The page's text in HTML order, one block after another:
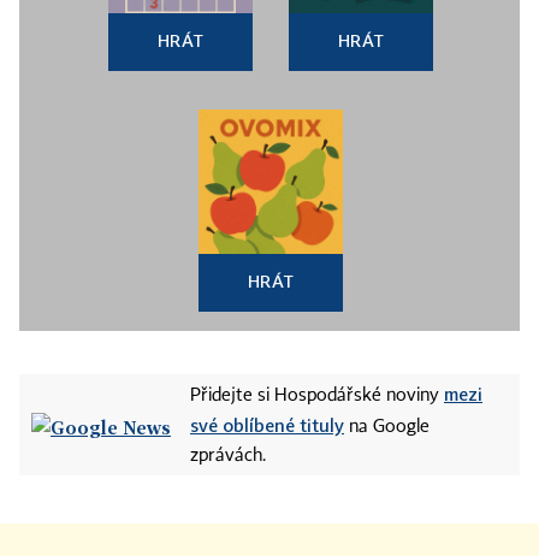
HRÁT HRÁT
HRÁT
Přidejte si Hospodářské noviny mezi
své oblíbené tituly na Google
zprávách.